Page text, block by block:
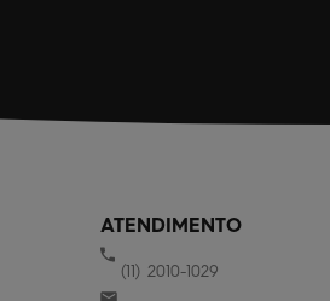
ATENDIMENTO
(11) 2010-1029